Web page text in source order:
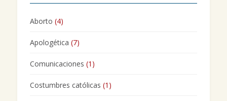
Aborto (4)
Apologética (7)
Comunicaciones (1)
Costumbres católicas (1)